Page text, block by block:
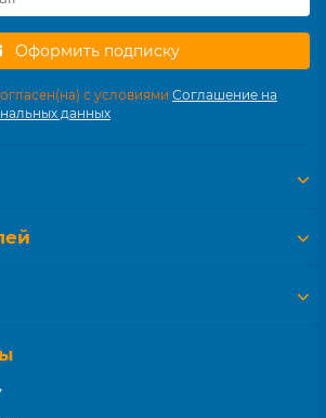
Оформить подписку
с условиями Соглашение на
данных